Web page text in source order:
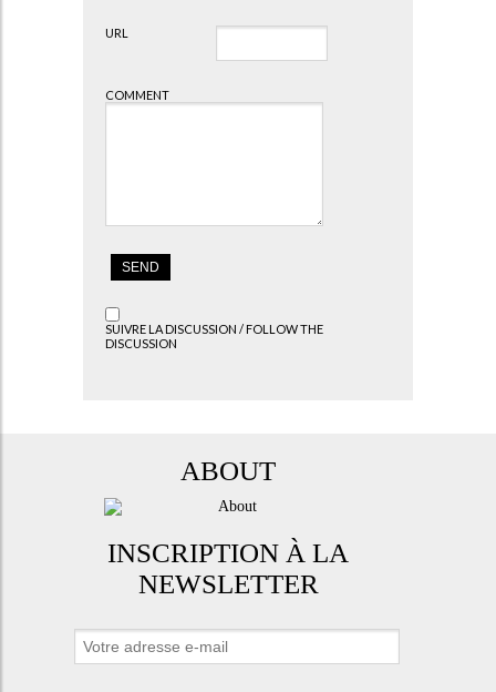
URL
COMMENT
SUIVRE LA DISCUSSION / FOLLOW THE
DISCUSSION
ABOUT
INSCRIPTION À LA
NEWSLETTER